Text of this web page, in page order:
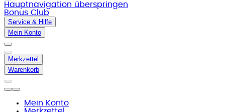
Hauptnavigation überspringen
Bonus Club
Service & Hilfe
Mein Konto
Merkzettel
Warenkorb
Mein Konto